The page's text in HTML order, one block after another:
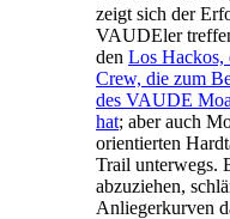
zeigt sich der
VAUDEler
den Los Hackos,
Crew, die zum
des VAUDE
hat; aber auch
orientierten
Trail unterwegs.
abzuziehen,
Anliegerkurven